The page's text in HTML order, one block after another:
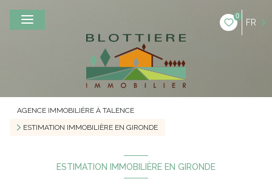
0
FR
AGENCE IMMOBILIÈRE À TALENCE
ESTIMATION IMMOBILIÈRE EN GIRONDE
ESTIMATION IMMOBILIÈRE EN GIRONDE